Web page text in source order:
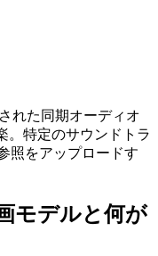
れた同期オーディオ
。特定のサウンドトラ
照をアップロードす
モデルと何が